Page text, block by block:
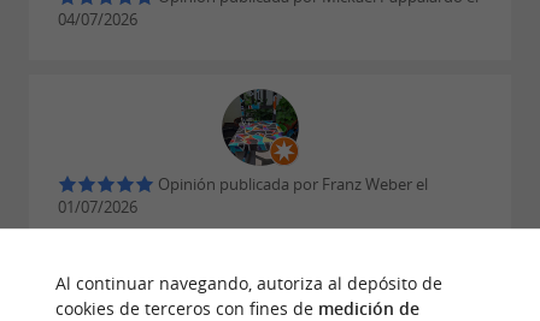
04/07/2026
Opinión publicada por Franz Weber el
01/07/2026
LEER TODAS LAS OPINIONES
© Google 2026
Al continuar navegando, autoriza al depósito de
cookies de terceros con fines de medición de